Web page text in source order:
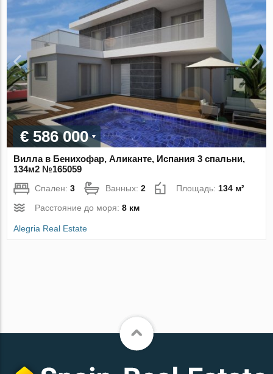
€ 586 000
Вилла в Бенихофар, Аликанте, Испания 3 спальни,
134м2 №165059
Спален:3 Ванных:2 Площадь: 134 м²
Расстояние до моря:8 км
Alegria Real Estate